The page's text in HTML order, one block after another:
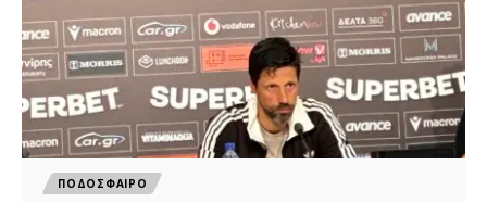
ΠΟΔΟΣΦΑΙΡΟ